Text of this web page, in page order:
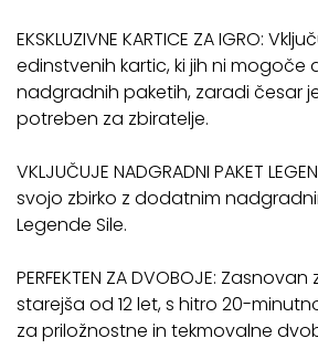
EKSKLUZIVNE KARTICE ZA IGRO:
edinstvenih kartic, ki jih ni mogoče
nadgradnih paketih, zaradi česar
potreben za zbiratelje.
VKLJUČUJE NADGRADNI PAKET
svojo zbirko z dodatnim
Legende Sile.
PERFEKTEN ZA DVOBOJE:
starejša od 12 let, s hitro 20-
za priložnostne in tekmovalne